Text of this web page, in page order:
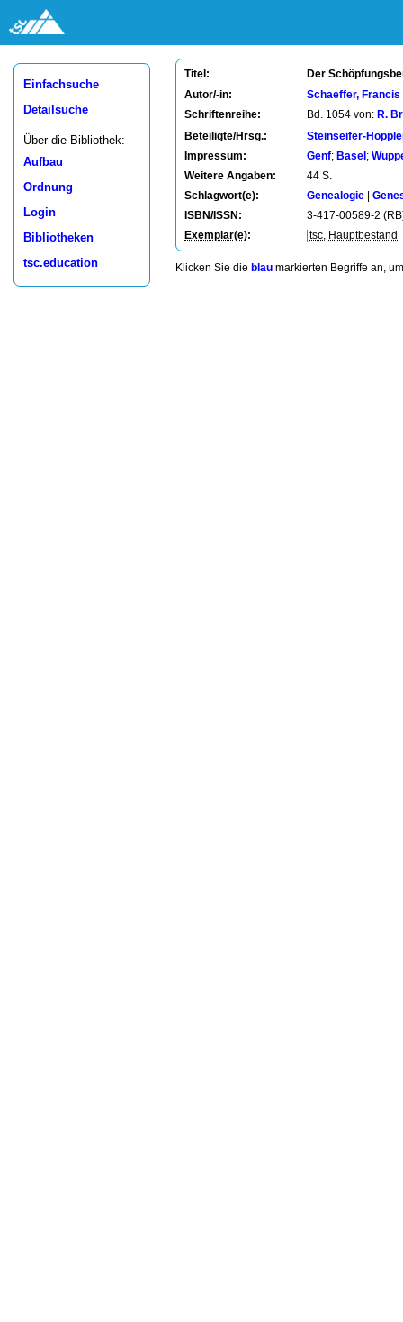
Einfachsuche
Detailsuche
Über die Bibliothek:
Aufbau
Ordnung
Login
Bibliotheken
tsc.education
Titel: Der
Autor/-in:
Schaeffer, Francis
Schriftenreihe:
Bd. 1054 von: R.
Beteiligte/Hrsg.:
Steinseifer-
Impressum:
Genf; Basel ;
Weitere Angaben:
44 S.
Schlagwort(e):
Genealogie
ISBN/ISSN:
3-417-00589-2
Exemplar(e): tsc Hauptbestand
Klicken Sie die blau markierten Begriffe an,